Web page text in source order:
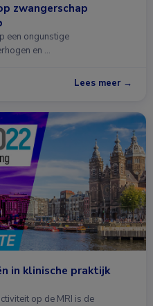
zwangerschap
een ongunstige
en …
Lees meer →
in klinische praktijk
op de MRI is de